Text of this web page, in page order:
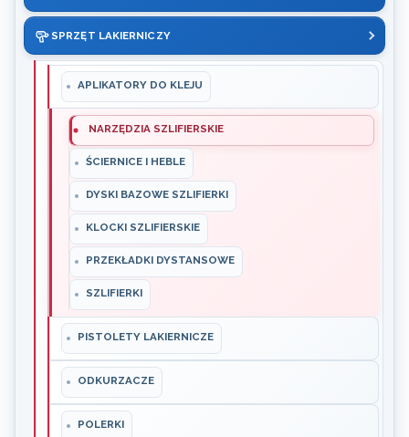
SPRZĘT LAKIERNICZY
APLIKATORY DO KLEJU
NARZĘDZIA SZLIFIERSKIE
ŚCIERNICE I HEBLE
DYSKI BAZOWE SZLIFIERKI
KLOCKI SZLIFIERSKIE
PRZEKŁADKI DYSTANSOWE
SZLIFIERKI
PISTOLETY LAKIERNICZE
ODKURZACZE
POLERKI